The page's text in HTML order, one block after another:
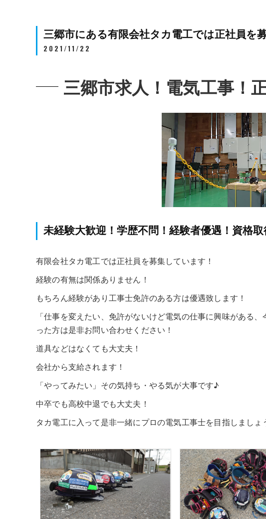
三郷市にある有限会社タカ電工では正社員を
2021/11/22
三郷市求人！電気工事！
未経験大歓迎！学歴不問！経験者優遇！資格取
有限会社タカ電工では正社員を募集しています！
経験の有無は関係ありません！
もちろん経験があり工事士免許のある方は優遇致します！
「仕事を変えたい、免許がないけど電気の仕事に興味がある
った方は是非お問い合わせください！
道具などはなくても大丈夫！
会社から支給されます！
「やってみたい」その気持ち・やる気が大事です♪
中卒でも高校中退でも大丈夫！
タカ電工に入って是非一緒にプロの電気工事士を目指しましょ